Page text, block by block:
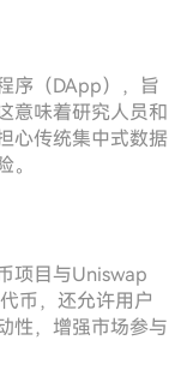
序（DApp），旨
意味着研究人员和
心传统集中式数据
项目与Uniswap
币，还允许用户
性，增强市场参与